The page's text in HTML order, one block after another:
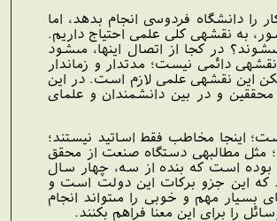
دانشگاه فردوسى انجام بدهد، اما
به نقشه‏ى كلى علمى احتياج داريم.
در كجا از اتصال اينها، مى‏شود
دائمى نيست؛ مدت‏دار و زمان‏دار
اين نقشه‏ى علمى لازم است. در اين
و در بين دانشمندان و علماى
اينجا مخاطب فقط اساتيد نيستند؛
مثل مطالبه‏ى دستگاه صنعت از محقق
بوده است كه بنده از سه، چهار سال
كه اين جزو بركات اين دولت است و
مهم و خوبى را مى‏تواند انجام
را براى اين معنا فراهم بكنند.